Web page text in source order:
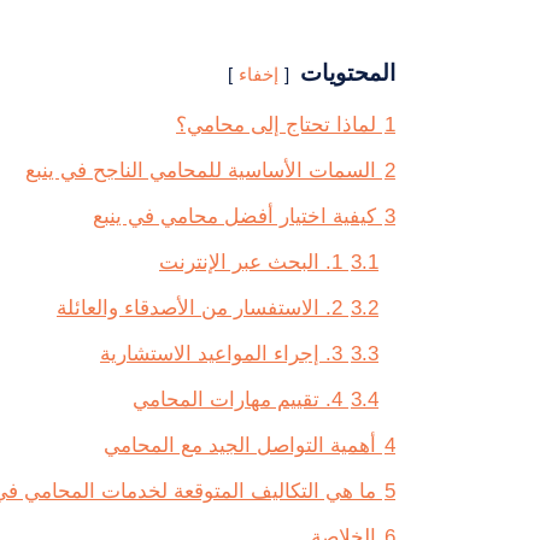
المحتويات إخفاء
1 لماذا تحتاج إلى محامي؟
2
السمات الأساسية للمحامي الناجح في ينبع
3 كيفية اختيار أفضل محامي في ينبع
3.1 1. البحث عبر الإنترنت
3.2 2. الاستفسار من الأصدقاء والعائلة
3.3 3. إجراء المواعيد الاستشارية
3.4 4. تقييم مهارات المحامي
4
أهمية التواصل الجيد مع المحامي
5 ما هي التكاليف المتوقعة لخدمات المحامي